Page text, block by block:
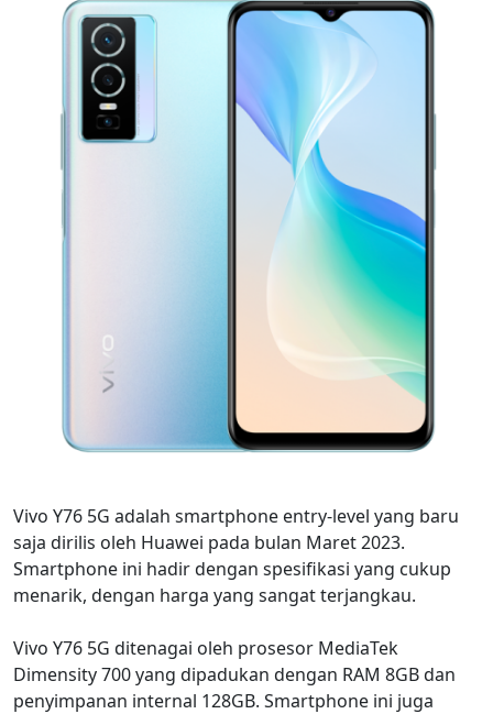
Vivo Y76 5G adalah smartphone entry-level yang baru
saja dirilis oleh Huawei pada bulan Maret 2023.
Smartphone ini hadir dengan spesifikasi yang cukup
menarik, dengan harga yang sangat terjangkau.
Vivo Y76 5G ditenagai oleh prosesor MediaTek
Dimensity 700 yang dipadukan dengan RAM 8GB dan
penyimpanan internal 128GB. Smartphone ini juga